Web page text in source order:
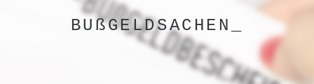
BUßGELDSACHEN_